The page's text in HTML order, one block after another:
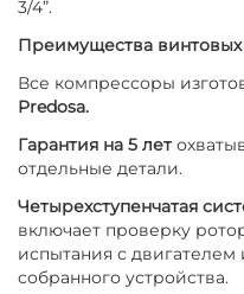
3/4”.
Преимущества
Все компрессоры
Predosa.
Гарантия на 5 лет
отдельные детали.
Четырехступенчатая
включает проверку
испытания с
собранного устройства.